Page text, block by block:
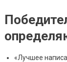
«Лучшее